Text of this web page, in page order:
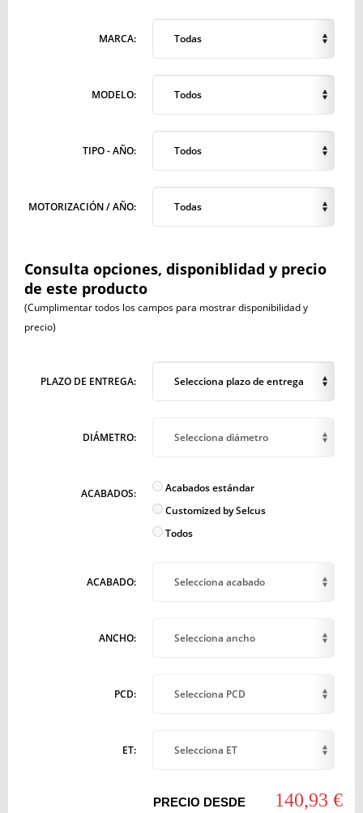
MARCA: Todas
MODELO: Todos
TIPO - AÑO: Todos
MOTORIZACIÓN / AÑO: Todas
Consulta opciones, disponiblidad y precio
de este producto
(Cumplimentar todos los campos para mostrar disponibilidad y
precio)
PLAZO DE ENTREGA: Selecciona plazo de entrega
DIÁMETRO: Selecciona diámetro
ACABADOS:
Acabados estándar
Customized by Selcus
Todos
ACABADO: Selecciona acabado
ANCHO: Selecciona ancho
PCD: Selecciona PCD
ET: Selecciona ET
PRECIO DESDE 140,93 €